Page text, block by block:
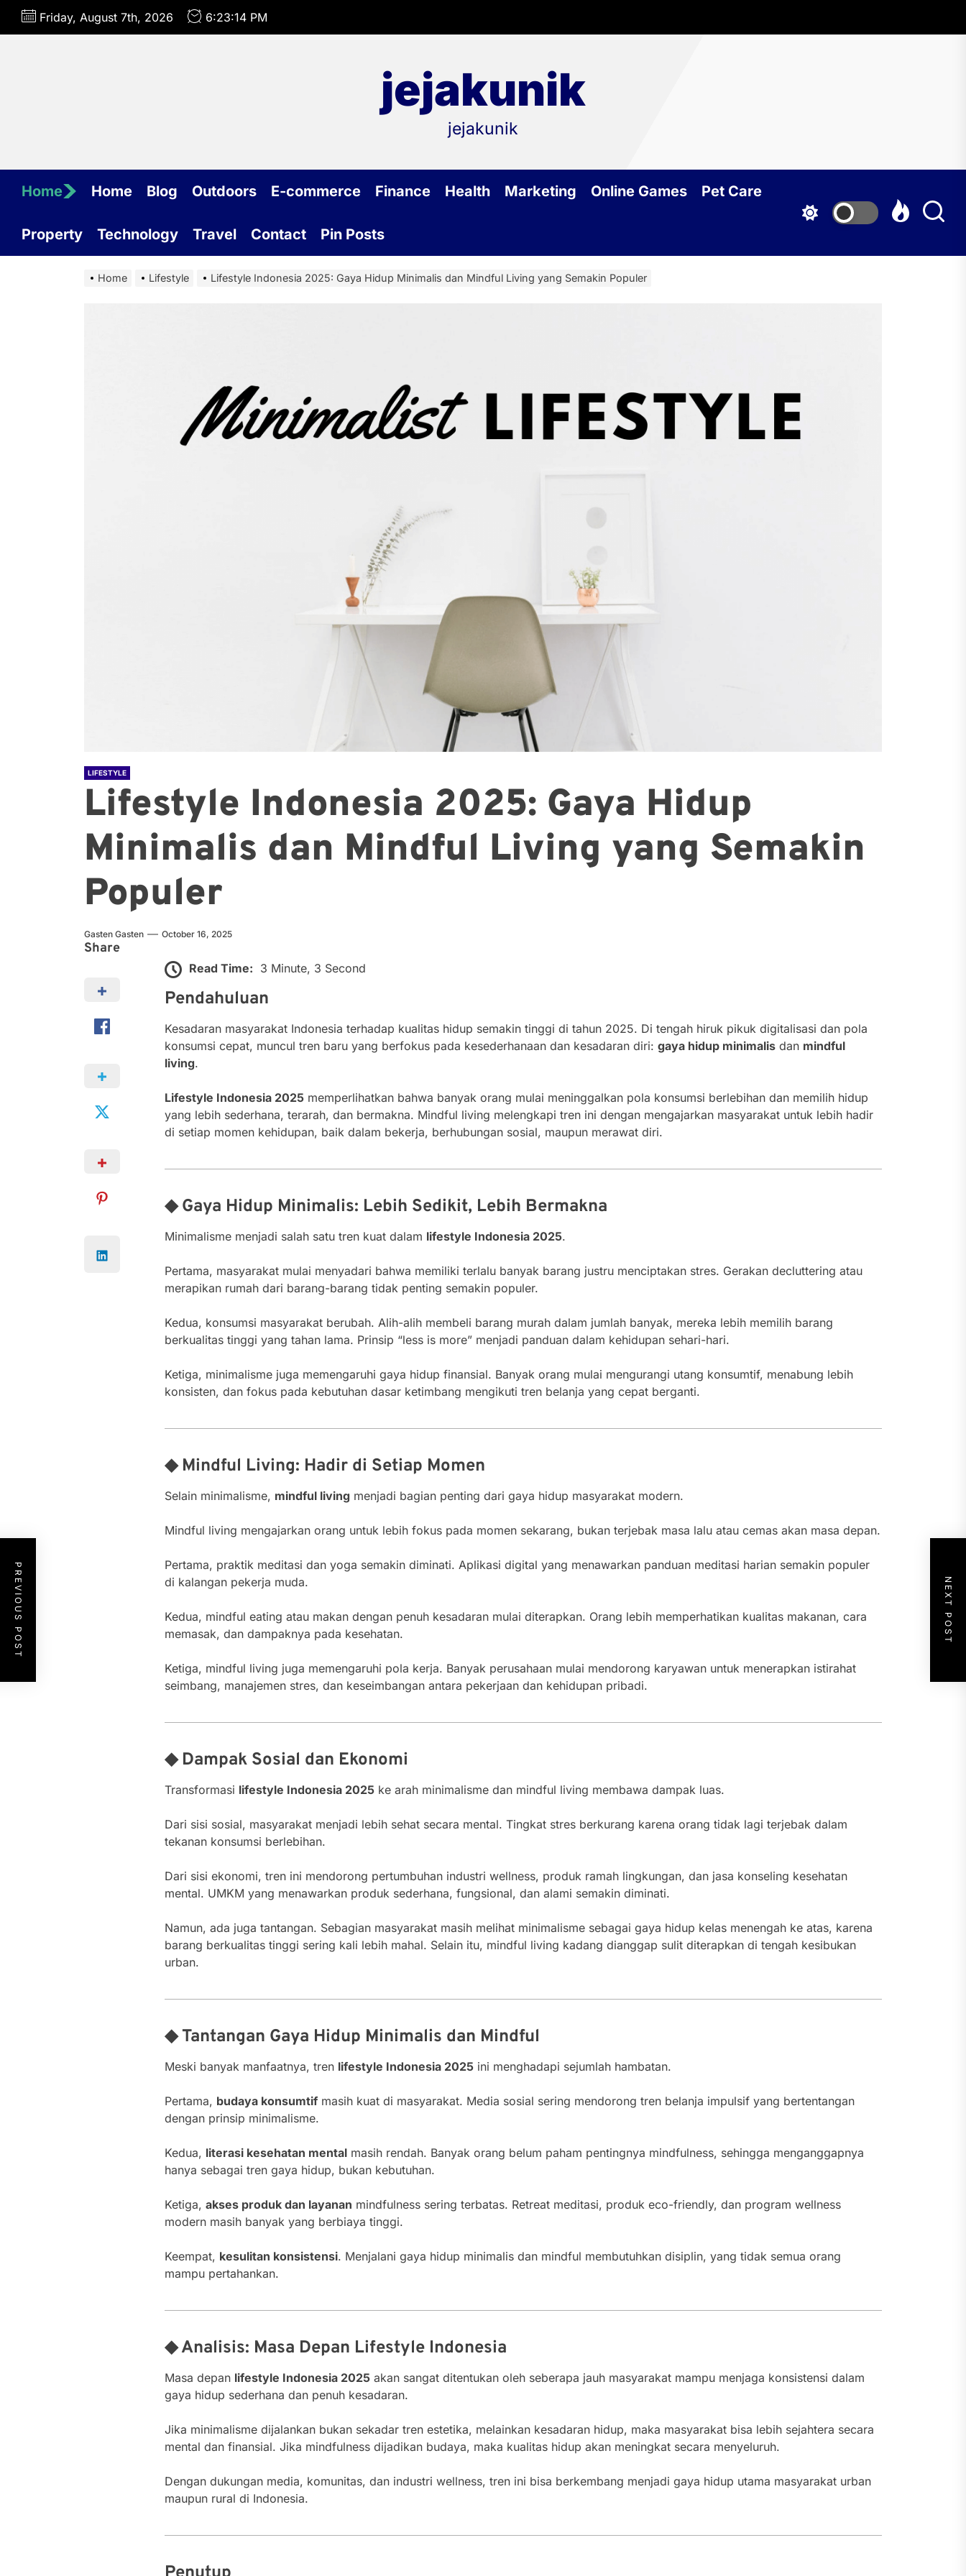
Skip
Friday, August 7th, 2026 6:23:15 PM
jejakunik
jejakunik
Home Home Blog Outdoors E-commerce Finance Health Marketing Online Games Pet Care
Property Technology Travel Contact Pin Posts
Home Lifestyle Lifestyle Indonesia 2025: Gaya Hidup Minimalis dan Mindful Living yang Semakin Populer
LIFESTYLE
Lifestyle Indonesia 2025: Gaya Hidup
Minimalis dan Mindful Living yang Semakin
Populer
Gasten Gasten October 16, 2025
Share
Read Time: 3 Minute, 3 Second
Pendahuluan
Kesadaran masyarakat Indonesia terhadap kualitas hidup semakin tinggi di tahun 2025. Di tengah hiruk pikuk digitalisasi dan pola
konsumsi cepat, muncul tren baru yang berfokus pada kesederhanaan dan kesadaran diri: gaya hidup minimalisdan mindful
living.
Lifestyle Indonesia 2025memperlihatkan bahwa banyak orang mulai meninggalkan pola konsumsi berlebihan dan memilih hidup
yang lebih sederhana, terarah, dan bermakna. Mindful living melengkapi tren ini dengan mengajarkan masyarakat untuk lebih hadir
di setiap momen kehidupan, baik dalam bekerja, berhubungan sosial, maupun merawat diri.
◆ Gaya Hidup Minimalis: Lebih Sedikit, Lebih Bermakna
Minimalisme menjadi salah satu tren kuat dalam lifestyle Indonesia 2025.
Pertama, masyarakat mulai menyadari bahwa memiliki terlalu banyak barang justru menciptakan stres. Gerakan decluttering atau
merapikan rumah dari barang-barang tidak penting semakin populer.
Kedua, konsumsi masyarakat berubah. Alih-alih membeli barang murah dalam jumlah banyak, mereka lebih memilih barang
berkualitas tinggi yang tahan lama. Prinsip “less is more” menjadi panduan dalam kehidupan sehari-hari.
Ketiga, minimalisme juga memengaruhi gaya hidup finansial. Banyak orang mulai mengurangi utang konsumtif, menabung lebih
konsisten, dan fokus pada kebutuhan dasar ketimbang mengikuti tren belanja yang cepat berganti.
◆ Mindful Living: Hadir di Setiap Momen
Selain minimalisme, mindful living menjadi bagian penting dari gaya hidup masyarakat modern.
Mindful living mengajarkan orang untuk lebih fokus pada momen sekarang, bukan terjebak masa lalu atau cemas akan masa depan.
Pertama, praktik meditasi dan yoga semakin diminati. Aplikasi digital yang menawarkan panduan meditasi harian semakin populer
di kalangan pekerja muda.
Kedua, mindful eating atau makan dengan penuh kesadaran mulai diterapkan. Orang lebih memperhatikan kualitas makanan, cara
memasak, dan dampaknya pada kesehatan.
Ketiga, mindful living juga memengaruhi pola kerja. Banyak perusahaan mulai mendorong karyawan untuk menerapkan istirahat
seimbang, manajemen stres, dan keseimbangan antara pekerjaan dan kehidupan pribadi.
◆ Dampak Sosial dan Ekonomi
Transformasi lifestyle Indonesia 2025ke arah minimalisme dan mindful living membawa dampak luas.
Dari sisi sosial, masyarakat menjadi lebih sehat secara mental. Tingkat stres berkurang karena orang tidak lagi terjebak dalam
tekanan konsumsi berlebihan.
Dari sisi ekonomi, tren ini mendorong pertumbuhan industri wellness, produk ramah lingkungan, dan jasa konseling kesehatan
mental. UMKM yang menawarkan produk sederhana, fungsional, dan alami semakin diminati.
Namun, ada juga tantangan. Sebagian masyarakat masih melihat minimalisme sebagai gaya hidup kelas menengah ke atas, karena
barang berkualitas tinggi sering kali lebih mahal. Selain itu, mindful living kadang dianggap sulit diterapkan di tengah kesibukan
urban.
◆ Tantangan Gaya Hidup Minimalis dan Mindful
Meski banyak manfaatnya, tren lifestyle Indonesia 2025ini menghadapi sejumlah hambatan.
Pertama, budaya konsumtifmasih kuat di masyarakat. Media sosial sering mendorong tren belanja impulsif yang bertentangan
dengan prinsip minimalisme.
Kedua, literasi kesehatan mentalmasih rendah. Banyak orang belum paham pentingnya mindfulness, sehingga menganggapnya
hanya sebagai tren gaya hidup, bukan kebutuhan.
Ketiga, akses produk dan layanan mindfulness sering terbatas. Retreat meditasi, produk eco-friendly, dan program wellness
modern masih banyak yang berbiaya tinggi.
Keempat, kesulitan konsistensi. Menjalani gaya hidup minimalis dan mindful membutuhkan disiplin, yang tidak semua orang
mampu pertahankan.
◆ Analisis: Masa Depan Lifestyle Indonesia
Masa depan lifestyle Indonesia 2025akan sangat ditentukan oleh seberapa jauh masyarakat mampu menjaga konsistensi dalam
gaya hidup sederhana dan penuh kesadaran.
Jika minimalisme dijalankan bukan sekadar tren estetika, melainkan kesadaran hidup, maka masyarakat bisa lebih sejahtera secara
mental dan finansial. Jika mindfulness dijadikan budaya, maka kualitas hidup akan meningkat secara menyeluruh.
Dengan dukungan media, komunitas, dan industri wellness, tren ini bisa berkembang menjadi gaya hidup utama masyarakat urban
maupun rural di Indonesia.
PREVIOUS POST NEXT POST